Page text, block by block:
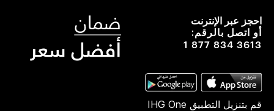
احجز عبر الإنترنت
أو اتصل بالرقم:
1 877 834 3613
قم بتنزيل التطبيق IHG One